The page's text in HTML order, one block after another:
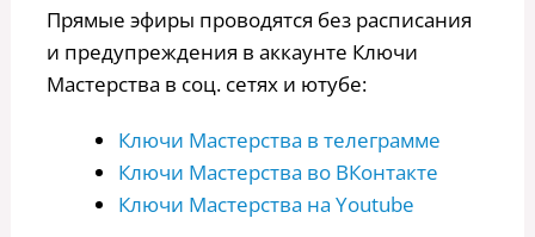
Прямые эфиры проводятся без расписания
и предупреждения в аккаунте Ключи
Мастерства в соц. сетях и ютубе:
Ключи Мастерства в телеграмме
Ключи Мастерства во ВКонтакте
Ключи Мастерства на Youtube